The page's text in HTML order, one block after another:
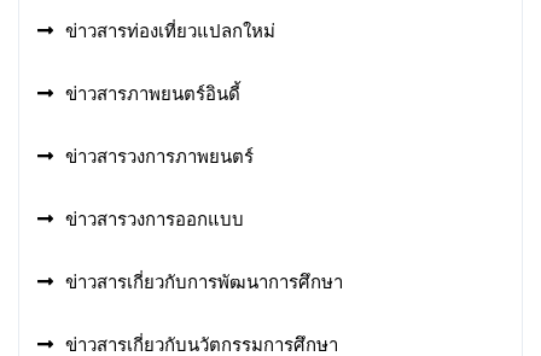
ข่าวสารท่องเที่ยวแปลกใหม่
ข่าวสารภาพยนตร์อินดี้
ข่าวสารวงการภาพยนตร์
ข่าวสารวงการออกแบบ
ข่าวสารเกี่ยวกับการพัฒนาการศึกษา
ข่าวสารเกี่ยวกับนวัตกรรมการศึกษา